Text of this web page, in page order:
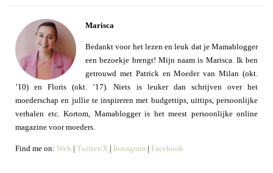
Marisca
Bedankt voor het lezen en leuk dat je Mamablogger
een bezoekje brengt! Mijn naam is Marisca. Ik ben
getrouwd met Patrick en Moeder van Milan (okt.
’10) en Floris (okt. ’17). Niets is leuker dan schrijven over het
moederschap en jullie te inspireren met budgettips, uittips, persoonlijke
verhalen etc. Kortom, Mamablogger is het meest persoonlijke online
magazine voor moeders.
Find me on: Web | Twitter/X | Instagram | Facebook